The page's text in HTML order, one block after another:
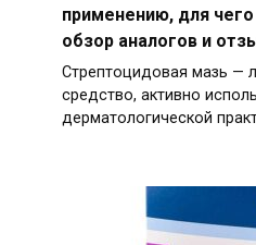
применению, для чего
обзор аналогов и
Стрептоцидовая мазь —
средство, активно
дерматологической